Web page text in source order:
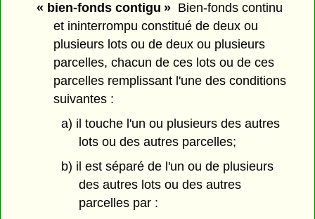
« bien-fonds contigu »Bien-fonds continu
et ininterrompu constitué de deux ou
plusieurs lots ou de deux ou plusieurs
parcelles, chacun de ces lots ou de ces
parcelles remplissant l'une des conditions
suivantes :
a) il touche l'un ou plusieurs des autres
lots ou des autres parcelles;
b) il est séparé de l'un ou de plusieurs
des autres lots ou des autres
parcelles par :